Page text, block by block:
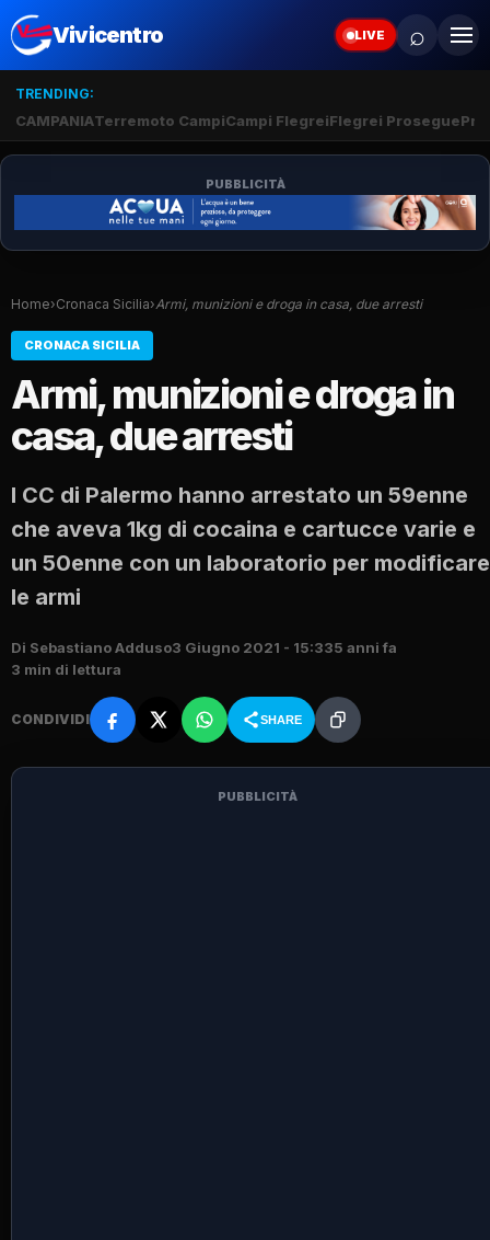
Vivicentro LIVE ⌕
TRENDING:
CAMPANIATerremoto CampiCampi FlegreiFlegrei Prosegue
PUBBLICITÀ
Home›Cronaca Sicilia›Armi, munizioni e droga in casa, due arresti
CRONACA SICILIA
Armi, munizioni e droga in
casa, due arresti
I CC di Palermo hanno arrestato un 59enne
che aveva 1kg di cocaina e cartucce varie e
un 50enne con un laboratorio per modificare
le armi
Di Sebastiano Adduso3 Giugno 2021 - 15:335 anni fa
3 min di lettura
CONDIVIDI SHARE
PUBBLICITÀ